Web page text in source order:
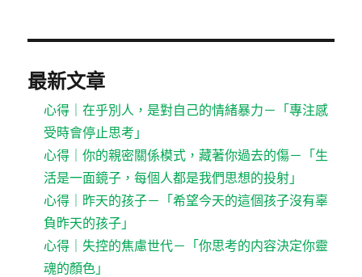
最新文章
心得｜在乎別人，是對自己的情緒暴力－「專注感
受時會停止思考」
心得｜你的親密關係模式，藏著你過去的傷－「生
活是一面鏡子，每個人都是我們思想的投射」
心得｜昨天的孩子－「希望今天的這個孩子沒有辜
負昨天的孩子」
心得｜失控的焦慮世代－「你思考的内容決定你靈
魂的顏色」